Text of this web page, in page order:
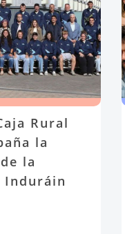
Rural
la
la
Induráin